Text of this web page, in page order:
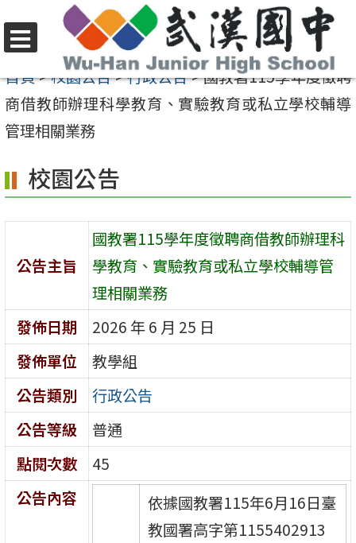
至
要
內
區
選
單
首頁>校園公告>行政公告>國教署115學年度徵聘
商借教師辦理科學教育、實驗教育或私立學校輔導
管理相關業務
校園公告
公告主旨
國教署115學年度徵聘商借教師辦理科
學教育、實驗教育或私立學校輔導管
理相關業務
發佈日期
2026 年 6 月 25 日
發佈單位
教學組
公告類別
行政公告
公告等級
普通
點閱次數
45
公告內容
依據國教署115年6月16日臺
教國署高字第1155402913